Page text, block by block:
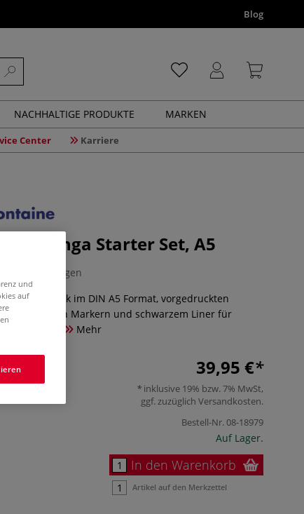
Blog
NACHHALTIGE PRODUKTE MARKEN
Center Karriere
Manga Starter Set, A5
0 Bewertungen
Layoutblock im DIN A5 Format, vorgedruckten
Markern und schwarzem Liner für
Mehr
39,95 €
inklusive 19% bzw. 7% MwSt,
ggf. zuzüglich Versandkosten.
Bestell-Nr.08-18979
Auf Lager.
In den Warenkorb
Artikel auf den Merkzettel
und
auf